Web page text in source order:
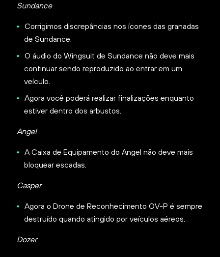
Sundance
Corrigimos discrepâncias nos ícones das granadas
de Sundance.
O áudio do Wingsuit de Sundance não deve mais
continuar sendo reproduzido ao entrar em um
veículo.
Agora você poderá realizar finalizações enquanto
estiver dentro dos arbustos.
Angel
A Caixa de Equipamento do Angel não deve mais
bloquear escadas.
Casper
Agora o Drone de Reconhecimento OV-P é sempre
destruído quando atingido por veículos aéreos.
Dozer